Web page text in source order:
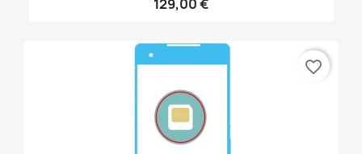
129,00 €
favorite_border